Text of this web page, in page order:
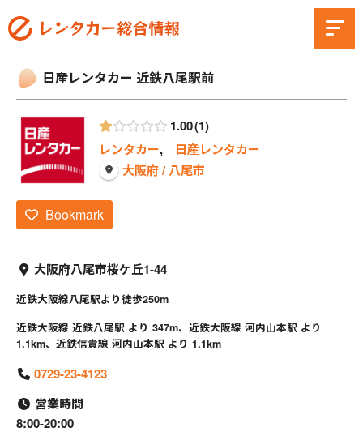
日産レンタカー 近鉄八尾駅前
1.00 1
レンタカー, 日産レンタカー
大阪府 / 八尾市
Bookmark
大阪府八尾市桜ケ丘1-44
近鉄大阪線八尾駅より徒歩250m
近鉄大阪線 近鉄八尾駅 より 347m、近鉄大阪線 河内山本駅 より
1.1km、近鉄信貴線 河内山本駅 より 1.1km
0729-23-4123
営業時間
8:00-20:00